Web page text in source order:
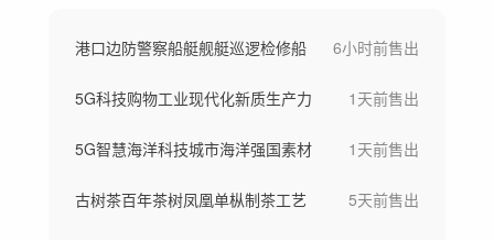
港口边防警察船艇舰艇巡逻检修船 6小时前售出
5G科技购物工业现代化新质生产力 1天前售出
5G智慧海洋科技城市海洋强国素材 1天前售出
古树茶百年茶树凤凰单枞制茶工艺 5天前售出